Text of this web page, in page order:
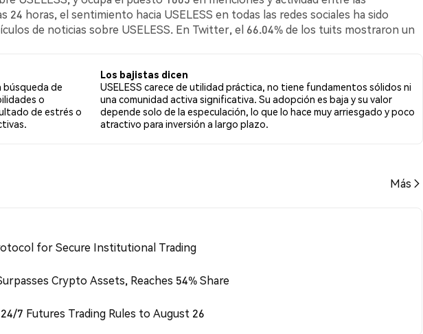
24 horas, el sentimiento hacia USELESS en todas las redes sociales ha sido
de noticias sobre USELESS. En Twitter, el 66.04% de los tuits mostraron un
búsqueda de
o
de estrés o
Los bajistas dicen
USELESS carece de utilidad práctica, no tiene fundamentos sólidos ni
una comunidad activa significativa. Su adopción es baja y su valor
depende solo de la especulación, lo que lo hace muy arriesgado y poco
atractivo para inversión a largo plazo.
Más
for Secure Institutional Trading
Crypto Assets, Reaches 54% Share
7 Futures Trading Rules to August 26